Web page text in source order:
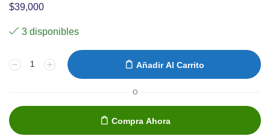
$39,000
3 disponibles
Añadir Al Carrito
O
Compra Ahora